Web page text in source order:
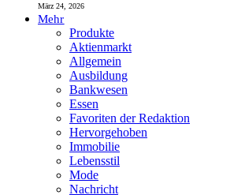
März 24, 2026
Mehr
Produkte
Aktienmarkt
Allgemein
Ausbildung
Bankwesen
Essen
Favoriten der Redaktion
Hervorgehoben
Immobilie
Lebensstil
Mode
Nachricht